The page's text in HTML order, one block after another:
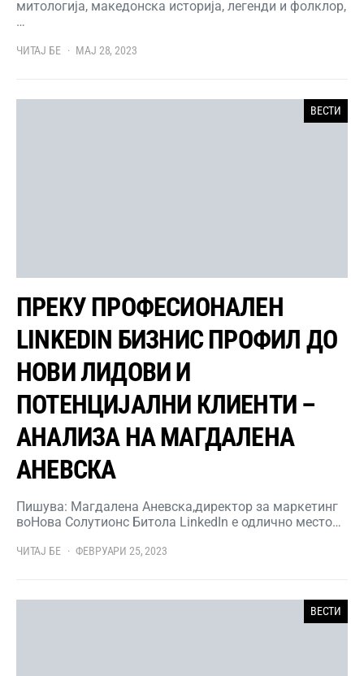
митологија, македонска историја, легенди и фолклор,
…
ЧИТАЈ БЕ МАЈ 28, 2023
ВЕСТИ
ПРЕКУ ПРОФЕСИОНАЛЕН
LINKEDIN БИЗНИС ПРОФИЛ ДО
НОВИ ЛИДОВИ И
ПОТЕНЦИЈАЛНИ КЛИЕНТИ –
АНАЛИЗА НА МАГДАЛЕНА
АНЕВСКА
Пишува: Магдалена Аневска,директор за маркетинг
воНова Солутионс Битола LinkedIn е одлично место…
ЧИТАЈ БЕ ФЕВРУАРИ 25, 2023
ВЕСТИ